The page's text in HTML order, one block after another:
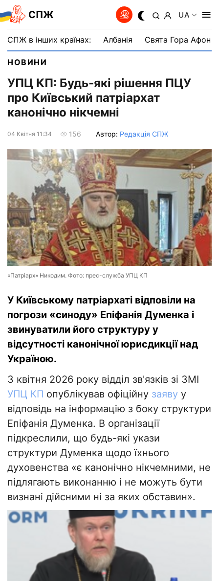
СПЖ UA
СПЖ в інших країнах: Албанія Свята Гора Афон
НОВИНИ
УПЦ КП: Будь-які рішення ПЦУ
про Київський патріархат
канонічно нікчемні
04 Квiтня 11:34 156 Автор: Редакція СПЖ
«Патріарх» Никодим. Фото: прес-служба УПЦ КП
У Київському патріархаті відповіли на
погрози «синоду» Епіфанія Думенка і
звинуватили його структуру у
відсутності канонічної юрисдикції над
Україною.
3 квітня 2026 року відділ зв'язків зі ЗМІ
УПЦ КП опублікував офіційну заяву у
відповідь на інформацію з боку структури
Епіфанія Думенка. В організації
підкреслили, що будь-які укази
структури Думенка щодо їхнього
духовенства «є канонічно нікчемними, не
підлягають виконанню і не можуть бути
визнані дійсними ні за яких обставин».